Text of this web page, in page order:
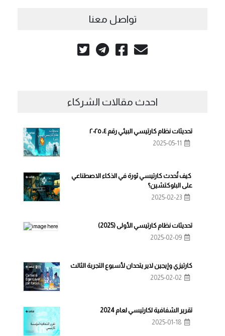
تواصل معنا
احدث مقالات الشركاء
تحديثات نظام كارتيسي البيئي رقم ٤، ٢٠٢٥
2025-05-11
كيف تُحدث كارتيسي ثورة في الذكاء الاصطناعي
على البلوكتشين؟
2025-02-23
تحديثات نظام كارتيسي الأولى (2025)
2025-02-09
كارتيزي وإيجين لاير يتحدان لأسبوع التجربة الثالث
2025-02-02
تقرير الشفافية لكارتيسي لعام 2024
2025-01-18